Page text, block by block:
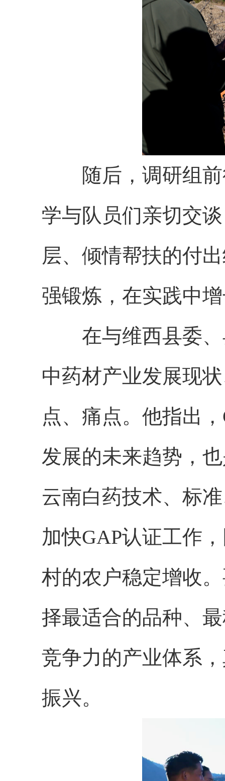
随后，调研组
学与队员们亲切交
层、倾情帮扶的付
强锻炼，在实践中
在与维西县委
中药材产业发展现
点、痛点。他指出
发展的未来趋势，
云南白药技术、标
加快GAP认证工作
村的农户稳定增收
择最适合的品种、
竞争力的产业体系
振兴。